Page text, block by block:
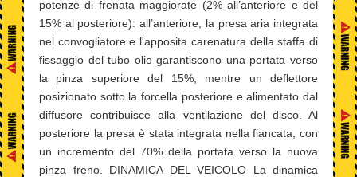
potenze di frenata maggiorate (2% all’anteriore e del
15% al posteriore): all’anteriore, la presa aria integrata
nel convogliatore e l'apposita carenatura della staffa di
fissaggio del tubo olio garantiscono una portata verso
la pinza superiore del 15%, mentre un deflettore
posizionato sotto la forcella posteriore e alimentato dal
diffusore contribuisce alla ventilazione del disco. Al
posteriore la presa è stata integrata nella fiancata, con
un incremento del 70% della portata verso la nuova
pinza freno. DINAMICA DEL VEICOLO La dinamica